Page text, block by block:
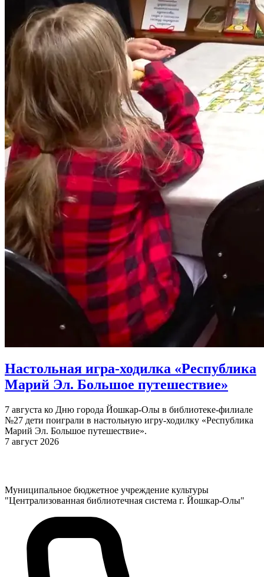
Настольная игра-ходилка «Республика
Марий Эл. Большое путешествие»
7 августа ко Дню города Йошкар-Олы в библиотеке-филиале
№27 дети поиграли в настольную игру-ходилку «Республика
Марий Эл. Большое путешествие».
7 август 2026
Муниципальное бюджетное учреждение культуры
"Централизованная библиотечная система г. Йошкар-Олы"